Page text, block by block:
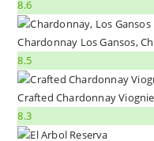
8.6
Chardonnay Los Gansos,
8.5
Crafted Chardonnay
8.3